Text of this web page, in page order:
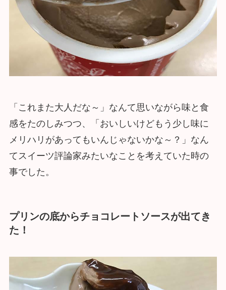
「これまた大人だな～」なんて思いながら味と食
感をたのしみつつ、「おいしいけどもう少し味に
メリハリがあってもいんじゃないかな～？」なん
てスイーツ評論家みたいなことを考えていた時の
事でした。
プリンの底からチョコレートソースが出てき
た！